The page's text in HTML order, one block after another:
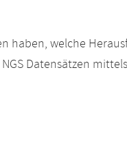
haben, welche
Datensätzen